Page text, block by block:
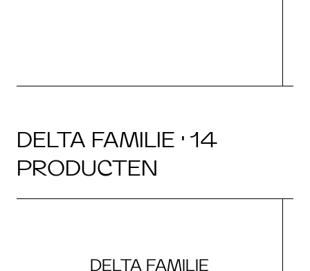
DELTA FAMILIE · 14
PRODUCTEN
DELTA FAMILIE